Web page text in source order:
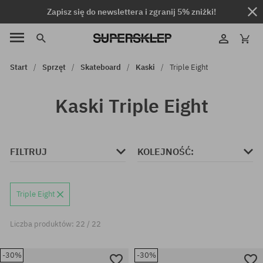
Zapisz się do newslettera i zgranij 5% zniżki!
Start Sprzęt Skateboard Kaski Triple Eight
Kaski Triple Eight
FILTRUJ KOLEJNOŚĆ:
Triple Eight
Liczba produktów: 22 / 22
-30% -30%